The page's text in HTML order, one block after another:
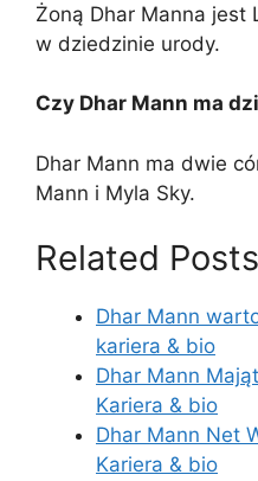
Żoną Dhar Manna jest
w dziedzinie urody.
Czy Dhar Mann ma
Dhar Mann ma dwie
Mann i Myla Sky.
Related
Dhar Mann
kariera & bio
Dhar Mann
Kariera & bio
Dhar Mann Net
Kariera & bio